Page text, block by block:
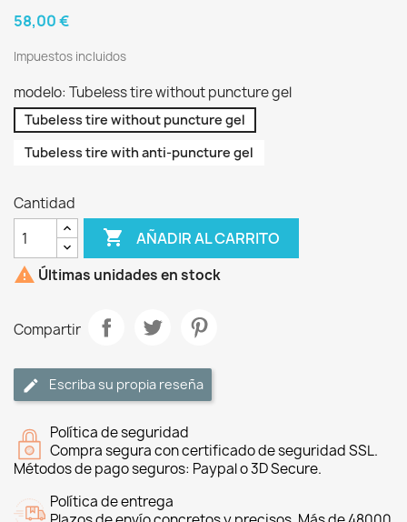
58,00 €
Impuestos incluidos
modelo: Tubeless tire without puncture gel
Tubeless tire without puncture gel
Tubeless tire with anti-puncture gel
Cantidad
 AÑADIR AL CARRITO
 Últimas unidades en stock
Compartir
Escriba su propia reseña
Política de seguridad
Compra segura con certificado de seguridad SSL.
Métodos de pago seguros: Paypal o 3D Secure.
Política de entrega